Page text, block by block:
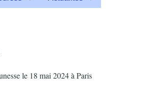
le 18 mai 2024 à Paris